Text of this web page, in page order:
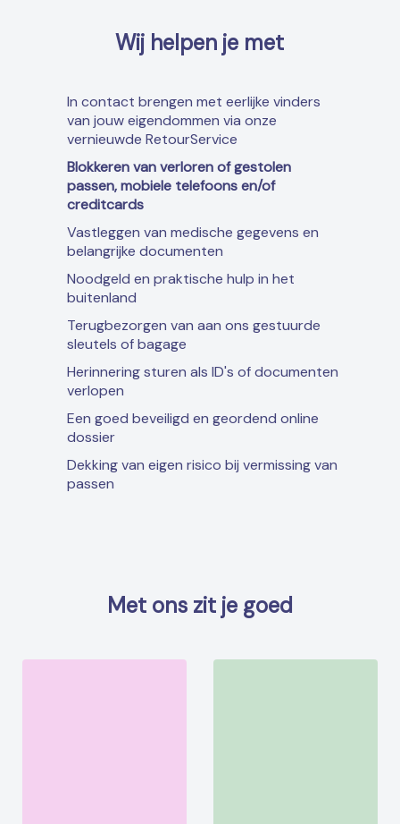
Wij helpen je met
In contact brengen met eerlijke vinders
van jouw eigendommen via onze
vernieuwde RetourService
Blokkeren van verloren of gestolen
passen, mobiele telefoons en/of
creditcards
Vastleggen van medische gegevens en
belangrijke documenten
Noodgeld en praktische hulp in het
buitenland
Terugbezorgen van aan ons gestuurde
sleutels of bagage
Herinnering sturen als ID's of documenten
verlopen
Een goed beveiligd en geordend online
dossier
Dekking van eigen risico bij vermissing van
passen
Met ons zit je goed